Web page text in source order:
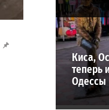
Киса,
теперь
Одессы